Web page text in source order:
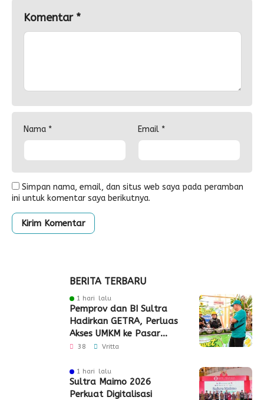
Komentar *
Nama * Email *
Simpan nama, email, dan situs web saya pada peramban
ini untuk komentar saya berikutnya.
BERITA TERBARU
1 hari lalu
Pemprov dan BI Sultra
Hadirkan GETRA, Perluas
Akses UMKM ke Pasar
Global
38 Vritta
1 hari lalu
Sultra Maimo 2026
Perkuat Digitalisasi